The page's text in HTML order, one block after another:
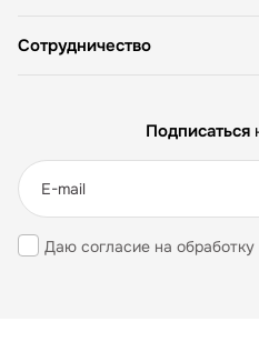
Сотрудничество
Подписаться
Даю согласие на